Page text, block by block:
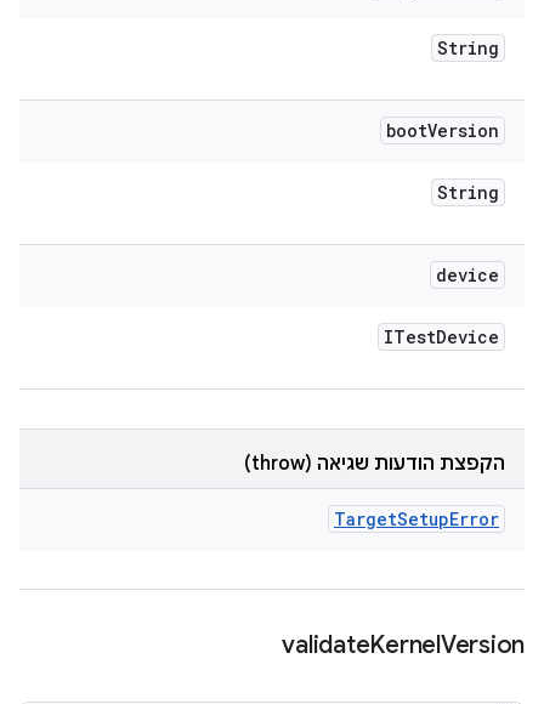
String
bootVersion
String
device
ITestDevice
הקפצת הודעות שגיאה (throw)
TargetSetupError
validateKernelVersion